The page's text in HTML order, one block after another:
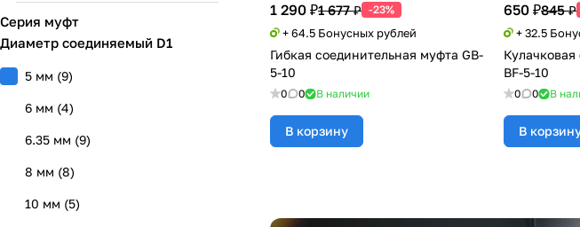
1 290 ₽1 677 ₽ -23%
+ 64.5 Бонусных рублей
Гибкая соединительная муфта GB-
5-10
0 0 В наличии
В корзину
650 ₽845 ₽
+ 32.5
BF-5-10
0 0 В
В
Серия муфт
Диаметр соединяемый D1
5 мм (9)
6 мм (4)
6.35 мм (9)
8 мм (8)
10 мм (5)